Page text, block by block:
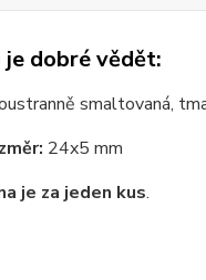
je dobré vědět:
smaltovaná,
24x5 mm
je za jeden kus.